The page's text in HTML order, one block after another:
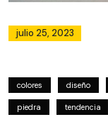
julio 25, 2023
colores diseño
piedra tendencia